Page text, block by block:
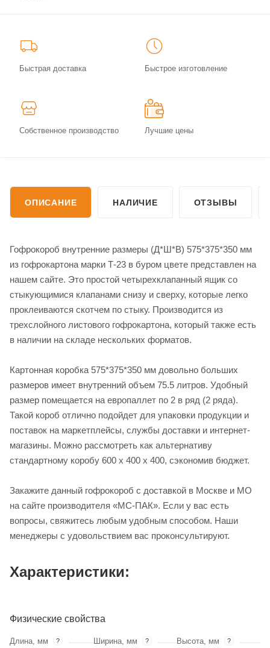
Быстрая доставка Быстрое изготовление
Собственное производство Лучшие цены
ОПИСАНИЕ НАЛИЧИЕ ОТЗЫВЫ
Гофрокороб внутренние размеры (Д*Ш*В) 575*375*350 мм
из гофрокартона марки Т-23 в буром цвете представлен на
нашем сайте. Это простой четырехклапанный ящик со
стыкующимися клапанами снизу и сверху, которые легко
проклеиваются скотчем по стыку. Производится из
трехслойного листового гофрокартона, который также есть
в наличии на складе нескольких форматов.
Картонная коробка 575*375*350 мм довольно больших
размеров имеет внутренний объем 75.5 литров. Удобный
размер помещается на европаллет по 2 в ряд (2 ряда).
Такой короб отлично подойдет для упаковки продукции и
поставок на маркетплейсы, службы доставки и интернет-
магазины. Можно рассмотреть как альтернативу
стандартному коробу 600 x 400 x 400, сэкономив бюджет.
Закажите данный гофрокороб с доставкой в Москве и МО
на сайте производителя «МС-ПАК». Если у вас есть
вопросы, свяжитесь любым удобным способом. Наши
менеджеры с удовольствием вас проконсультируют.
Характеристики:
Физические свойства
Длина, мм ? Ширина, мм ? Высота, мм ?